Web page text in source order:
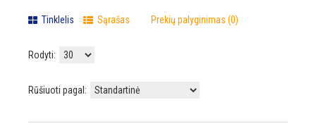
Tinklelis Sąrašas Prekių palyginimas (0)
Rodyti:
Rūšiuoti pagal: